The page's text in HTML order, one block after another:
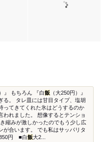
』 もちろん 『白飯 （大250円）』
る。 タレ皿には甘目タイプ、塩胡
ってきてくれた氷はどうするのか
われました。 想像するとテンショ
縮みが激しかったのでもう少し広
が合います。 でも私はサッパリタ
850円 ■白飯大2...